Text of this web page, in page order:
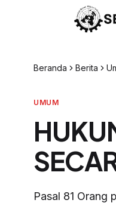
Beranda Berita
UMUM
Pasal 81 Orang